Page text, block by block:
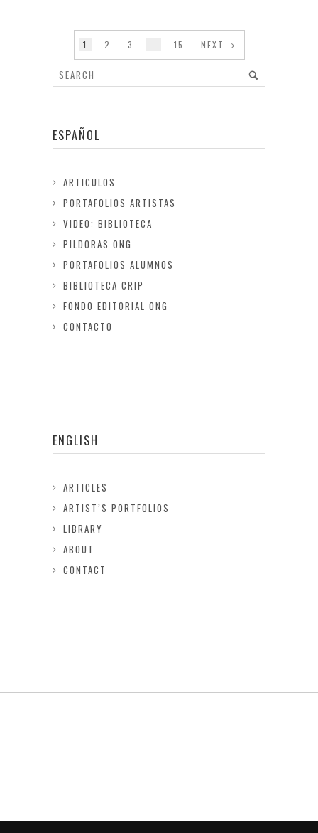
1 2 3 15 NEXT
ESPAÑOL
ARTICULOS
PORTAFOLIOS ARTISTAS
VIDEO: BIBLIOTECA
PILDORAS ONG
PORTAFOLIOS ALUMNOS
BIBLIOTECA CRIP
FONDO EDITORIAL ONG
CONTACTO
ENGLISH
ARTICLES
ARTIST’S PORTFOLIOS
LIBRARY
ABOUT
CONTACT